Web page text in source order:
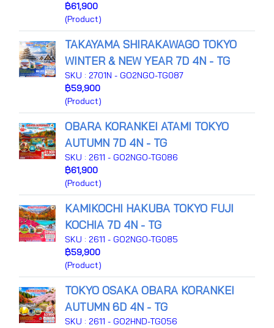
฿61,900
(Product)
TAKAYAMA SHIRAKAWAGO TOKYO
WINTER & NEW YEAR 7D 4N - TG
SKU : 2701N - GO2NGO-TG087
฿59,900
(Product)
OBARA KORANKEI ATAMI TOKYO
AUTUMN 7D 4N - TG
SKU : 2611 - GO2NGO-TG086
฿61,900
(Product)
KAMIKOCHI HAKUBA TOKYO FUJI
KOCHIA 7D 4N - TG
SKU : 2611 - GO2NGO-TG085
฿59,900
(Product)
TOKYO OSAKA OBARA KORANKEI
AUTUMN 6D 4N - TG
SKU : 2611 - GO2HND-TG056